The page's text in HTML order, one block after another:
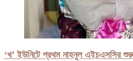
‘খ’ ইউনিটে প্রথম নাহনুল এইচএসসির